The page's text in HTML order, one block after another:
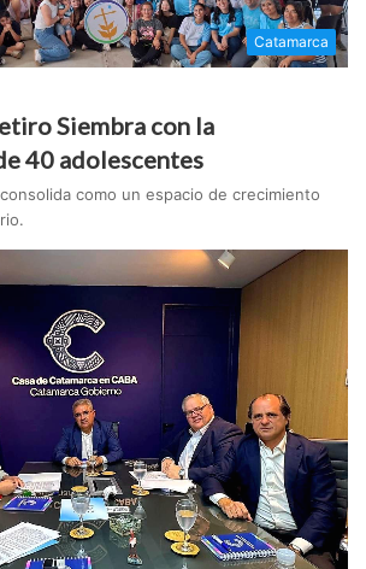
Catamarca
Siembra con la
40 adolescentes
como un espacio de crecimiento